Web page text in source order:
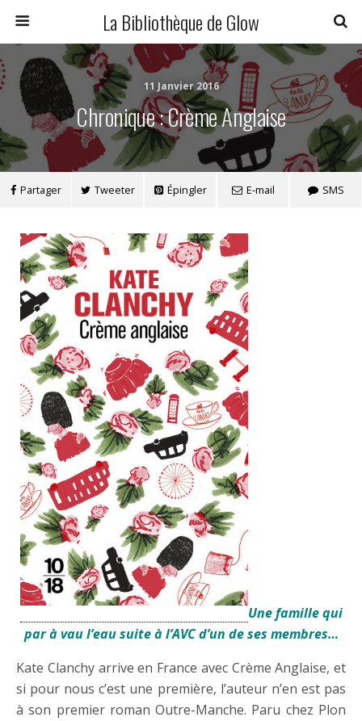
La Bibliothèque de Glow
11 Janvier 2016
Chronique : Crème Anglaise
Partager Tweeter Épingler E-mail SMS
Une famille qui
par à vau l’eau suite à l’AVC d’un de ses membres…
Kate Clanchy arrive en France avec Crème Anglaise, et
si pour nous c’est une première, l’auteur n’en est pas
à son premier roman Outre-Manche. Paru chez Plon